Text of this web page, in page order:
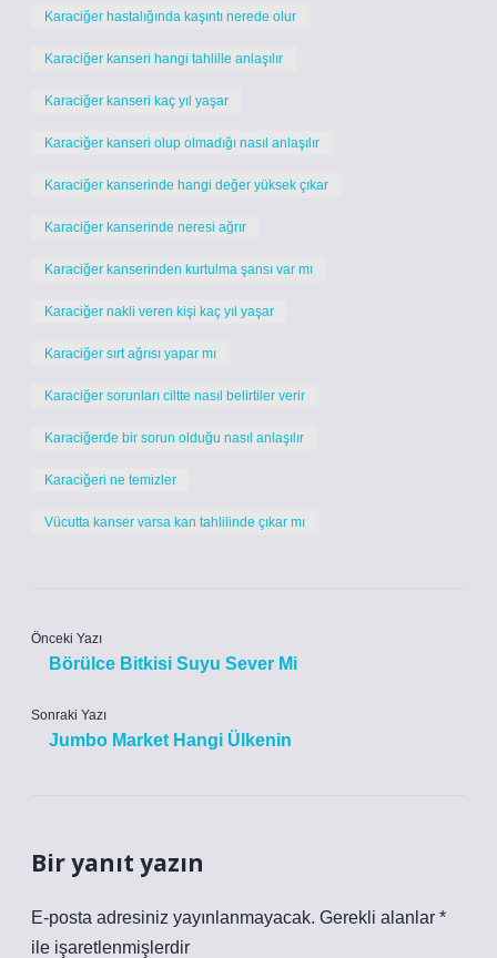
Karaciğer hastalığında kaşıntı nerede olur
Karaciğer kanseri hangi tahlille anlaşılır
Karaciğer kanseri kaç yıl yaşar
Karaciğer kanseri olup olmadığı nasıl anlaşılır
Karaciğer kanserinde hangi değer yüksek çıkar
Karaciğer kanserinde neresi ağrır
Karaciğer kanserinden kurtulma şansı var mı
Karaciğer nakli veren kişi kaç yıl yaşar
Karaciğer sırt ağrısı yapar mı
Karaciğer sorunları ciltte nasıl belirtiler verir
Karaciğerde bir sorun olduğu nasıl anlaşılır
Karaciğeri ne temizler
Vücutta kanser varsa kan tahlilinde çıkar mı
Önceki Yazı
Börülce Bitkisi Suyu Sever Mi
Sonraki Yazı
Jumbo Market Hangi Ülkenin
Bir yanıt yazın
E-posta adresiniz yayınlanmayacak. Gerekli alanlar *
ile işaretlenmişlerdir